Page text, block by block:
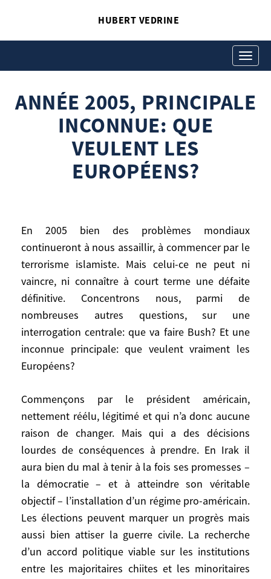
HUBERT VEDRINE
Toggle
ANNÉE 2005, PRINCIPALE
INCONNUE: QUE
VEULENT LES
EUROPÉENS?
En 2005 bien des problèmes mondiaux
continueront à nous assaillir, à commencer par le
terrorisme islamiste. Mais celui-ce ne peut ni
vaincre, ni connaître à court terme une défaite
définitive. Concentrons nous, parmi de
nombreuses autres questions, sur une
interrogation centrale: que va faire Bush? Et une
inconnue principale: que veulent vraiment les
Européens?
Commençons par le président américain,
nettement réélu, légitimé et qui n’a donc aucune
raison de changer. Mais qui a des décisions
lourdes de conséquences à prendre. En Irak il
aura bien du mal à tenir à la fois ses promesses –
la démocratie – et à atteindre son véritable
objectif – l’installation d’un régime pro-américain.
Les élections peuvent marquer un progrès mais
aussi bien attiser la guerre civile. La recherche
d’un accord politique viable sur les institutions
entre les majoritaires chiites et les minoritaires
ANNÉE 2005, PRINCIPALE
EUROPÉENS?
Hubert Vedrine
veulent les Européens?
En 2005 bien des problèmes mondiaux
continueront à nous assaillir, à commencer
par le terrorisme islamiste. Mais celui-ce
ne peut ni vaincre, ni connaître à court
terme une défaite définitive. Concentrons
nous, parmi de nombreuses autres
questions, sur une interrogation centrale:
que va faire Bush? Et une inconnue
principale: que veulent vraiment les
Commençons par le président américain,
nettement réélu, légitimé et qui n’a donc
aucune raison de changer. Mais qui a des
décisions lourdes de conséquences à
prendre. En Irak il aura bien du mal à tenir
à la fois ses promesses – la démocratie –
et à atteindre son véritable objectif –
l’installation d’un régime pro-américain.
Les élections peuvent marquer un progrès
mais aussi bien attiser la guerre civile. La
recherche d’un accord politique viable sur